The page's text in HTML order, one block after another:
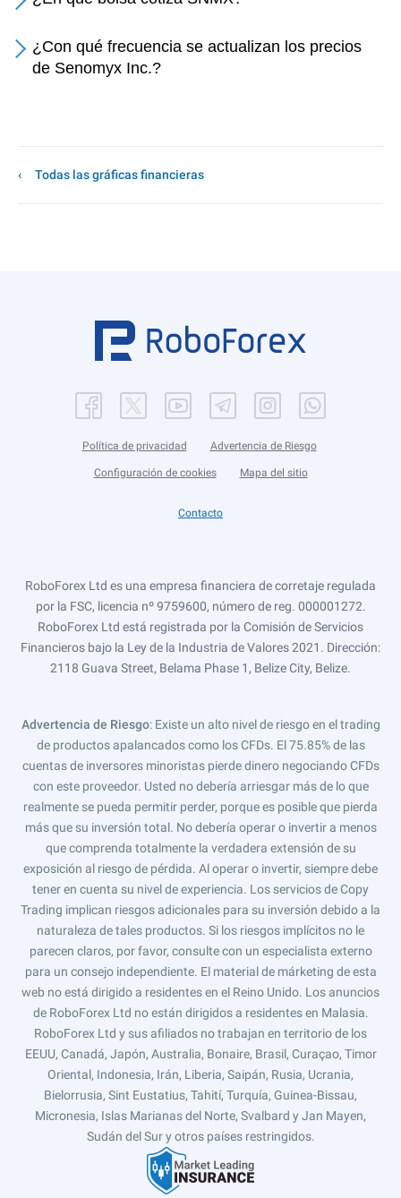
¿Con qué frecuencia se actualizan los precios
de Senomyx Inc.?
Todas las gráficas financieras
Política de privacidad Advertencia de Riesgo
Configuración de cookies Mapa del sitio
Contacto
RoboForex Ltd es una empresa financiera de corretaje regulada
por la FSC, licencia nº 9759600, número de reg. 000001272.
RoboForex Ltd está registrada por la Comisión de Servicios
Financieros bajo la Ley de la Industria de Valores 2021. Dirección:
2118 Guava Street, Belama Phase 1, Belize City, Belize.
Advertencia de Riesgo: Existe un alto nivel de riesgo en el trading
de productos apalancados como los CFDs. El 75.85% de las
cuentas de inversores minoristas pierde dinero negociando CFDs
con este proveedor. Usted no debería arriesgar más de lo que
realmente se pueda permitir perder, porque es posible que pierda
más que su inversión total. No debería operar o invertir a menos
que comprenda totalmente la verdadera extensión de su
exposición al riesgo de pérdida. Al operar o invertir, siempre debe
tener en cuenta su nivel de experiencia. Los servicios de Copy
Trading implican riesgos adicionales para su inversión debido a la
naturaleza de tales productos. Si los riesgos implícitos no le
parecen claros, por favor, consulte con un especialista externo
para un consejo independiente. El material de márketing de esta
web no está dirigido a residentes en el Reino Unido. Los anuncios
de RoboForex Ltd no están dirigidos a residentes en Malasia.
RoboForex Ltd y sus afiliados no trabajan en territorio de los
EEUU, Canadá, Japón, Australia, Bonaire, Brasil, Curaçao, Timor
Oriental, Indonesia, Irán, Liberia, Saipán, Rusia, Ucrania,
Bielorrusia, Sint Eustatius, Tahití, Turquía, Guinea-Bissau,
Micronesia, Islas Marianas del Norte, Svalbard y Jan Mayen,
Sudán del Sur y otros países restringidos.